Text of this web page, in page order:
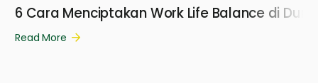
6 Cara Menciptakan Work Life Balance di
Read More